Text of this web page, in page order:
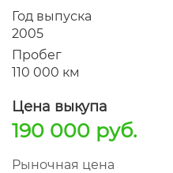
Год выпуска
2005
Пробег
110 000 км
Цена выкупа
190 000 руб.
Рыночная цена